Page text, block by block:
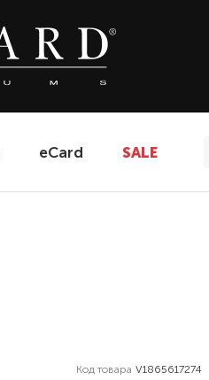
eCard SALE
Код товара V1865617274